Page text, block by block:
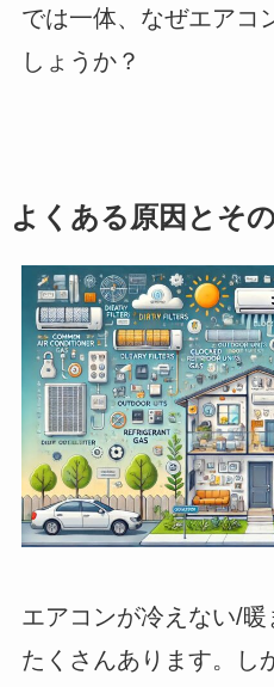
では一体、なぜエアコ
しょうか？
よくある原因とそ
エアコンが冷えない/
たくさんあります。し